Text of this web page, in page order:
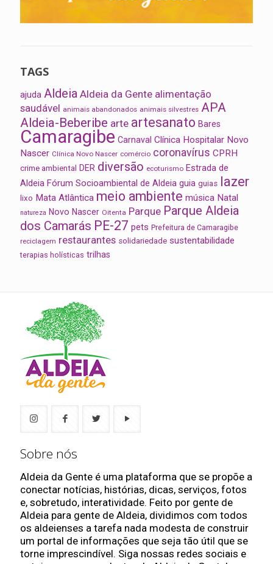
TAGS
ajuda Aldeia Aldeia da Gente alimentação
saudável animais abandonados animais silvestres APA
Aldeia-Beberibe arte artesanato Bares
Camaragibe Carnaval Clínica Hospitalar Novo
Nascer Clínica Novo Nascer comércio coronavírus CPRH
crime ambiental DER diversão ecoturismo Estrada de
Aldeia Fórum Socioambiental de Aldeia guia guias lazer
lixo Mata Atlântica meio ambiente música Natal
natureza Novo Nascer Oitenta Parque Parque Aldeia
dos Camarás PE-27 pets Prefeitura de Camaragibe
reciclagem restaurantes solidariedade sustentabilidade
terapias holísticas trilhas
Sobre nós
Aldeia da Gente é uma plataforma que se propõe a
conectar notícias, histórias, dicas, serviços, fotos
e, sobretudo, interatividade. Feito por gente de
Aldeia para gente de Aldeia, dividimos com todos
os aldeienses a tarefa nada modesta de construir
um portal de informações que seja tão útil que se
torne imprescindível. Siga nossas redes sociais e